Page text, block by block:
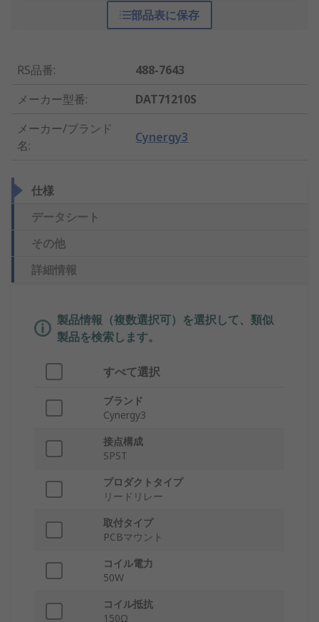
部品表に保存
RS品番:
488-7643
メーカー型番:
DAT71210S
メーカー/ブランド
名:
Cynergy3
仕様
データシート
その他
詳細情報
製品情報（複数選択可）を選択して、類似
製品を検索します。
すべて選択
ブランド
Cynergy3
接点構成
SPST
プロダクトタイプ
リードリレー
取付タイプ
PCBマウント
コイル電力
50W
コイル抵抗
150Ω